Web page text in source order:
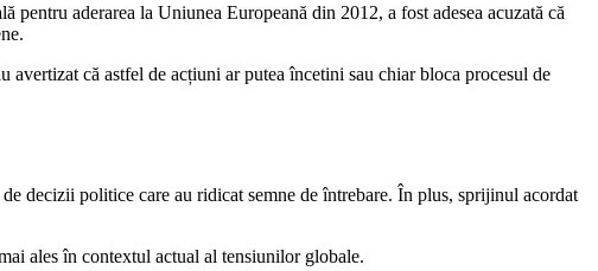
aderarea la Uniunea Europeană din 2012, a fost adesea acuzată că
că astfel de acțiuni ar putea încetini sau chiar bloca procesul de
decizii politice care au ridicat semne de întrebare. În plus, sprijinul acordat
ales în contextul actual al tensiunilor globale.